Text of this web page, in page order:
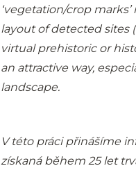
‘vegetation/crop
layout of detected sites
virtual prehistoric or
an attractive way,
landscape.
V této práci přinášíme
získaná během 25 let